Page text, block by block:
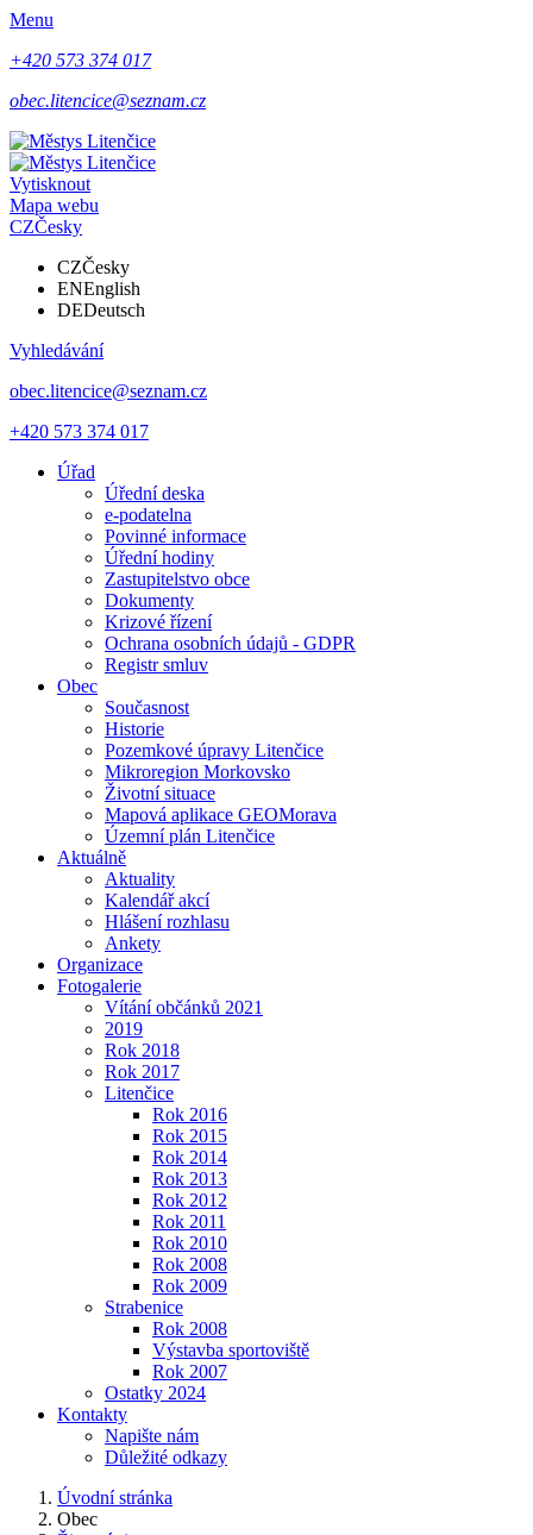
Menu
+420 573 374 017
obec.litencice@seznam.cz
Vytisknout
Mapa webu
CZČesky
CZČesky
ENEnglish
DEDeutsch
Vyhledávání
obec.litencice@seznam.cz
+420 573 374 017
Úřad
Úřední deska
e-podatelna
Povinné informace
Úřední hodiny
Zastupitelstvo obce
Dokumenty
Krizové řízení
Ochrana osobních údajů - GDPR
Registr smluv
Obec
Současnost
Historie
Pozemkové úpravy Litenčice
Mikroregion Morkovsko
Životní situace
Mapová aplikace GEOMorava
Územní plán Litenčice
Aktuálně
Aktuality
Kalendář akcí
Hlášení rozhlasu
Ankety
Organizace
Fotogalerie
Vítání občánků 2021
2019
Rok 2018
Rok 2017
Litenčice
Rok 2016
Rok 2015
Rok 2014
Rok 2013
Rok 2012
Rok 2011
Rok 2010
Rok 2008
Rok 2009
Strabenice
Rok 2008
Výstavba sportoviště
Rok 2007
Ostatky 2024
Kontakty
Napište nám
Důležité odkazy
Úvodní stránka
Obec